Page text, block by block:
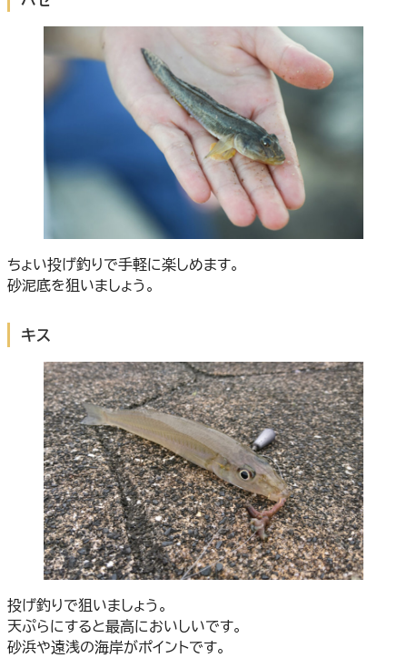
ちょい投げ釣りで手軽に楽しめます。
砂泥底を狙いましょう。
キス
投げ釣りで狙いましょう。
天ぷらにすると最高においしいです。
砂浜や遠浅の海岸がポイントです。